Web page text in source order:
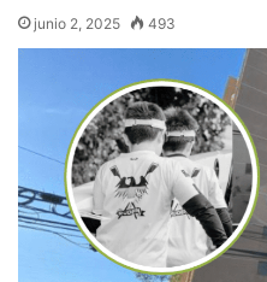
junio 2, 2025 493